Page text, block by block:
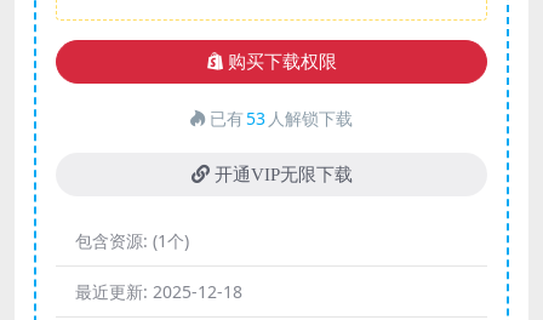
购买下载权限
已有53 人解锁下载
开通VIP无限下载
包含资源: (1个)
最近更新: 2025-12-18